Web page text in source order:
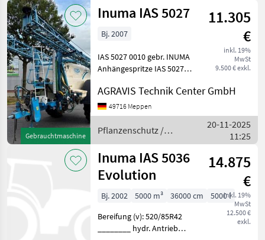
Teilbr
/ Inuma
Gebrauchtmaschine
Inuma IAS 5027
11.305
€
inkl. 19%
MwSt
9.500 € exkl.
Bj. 2007
IAS 5027 0010 gebr. INUMA
Anhängespritze IAS 5027
Einspülschleuse -
Anhängung: Zugmaul 0030
Vollcomputer Müller
Spraydos 0040 Bedienung:
AGRAVIS Technik Center GmbH
49716 Meppen
Pflanzenschutz /
Inuma
20-11-2025
11:25
Inuma IAS 5036
Evolution
14.875
€
inkl. 19%
MwSt
12.500 €
exkl.
Bj. 2002 5000 m³ 36000 cm
5000 l
Bereifung (v): 520/85R42
________ hydr. Antrieb